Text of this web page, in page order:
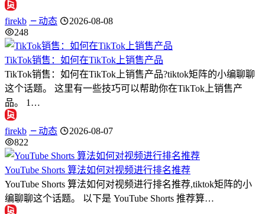
firekb 动态
2026-08-08
248
TikTok销售：如何在TikTok上销售产品
TikTok销售：如何在TikTok上销售产品?tiktok矩阵的小编聊聊
这个话题。 这里有一些技巧可以帮助你在TikTok上销售产
品。 1…
firekb 动态
2026-08-07
822
YouTube Shorts 算法如何对视频进行排名推荐
YouTube Shorts 算法如何对视频进行排名推荐,tiktok矩阵的小
编聊聊这个话题。 以下是 YouTube Shorts 推荐算…